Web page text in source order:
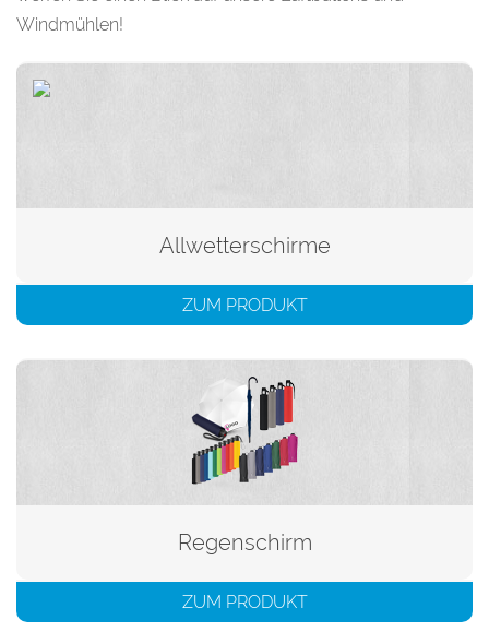
Windmühlen!
Allwetterschirme
ZUM PRODUKT
Regenschirm
ZUM PRODUKT